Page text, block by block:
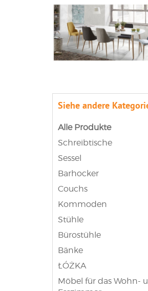
Siehe andere
Alle Produkte
Schreibtische
Sessel
Barhocker
Couchs
Kommoden
Stühle
Bürostühle
Bänke
ŁÓŻKA
Möbel für das Wohn-